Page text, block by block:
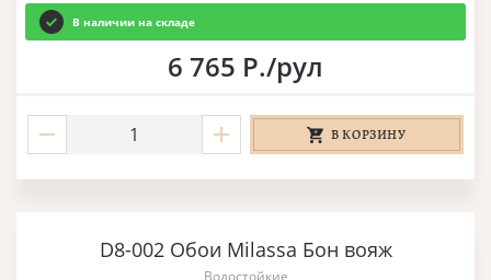
В наличии на складе
6 765 Р./рул
В КОРЗИНУ
D8-002 Обои Milassa Бон вояж
Водостойкие